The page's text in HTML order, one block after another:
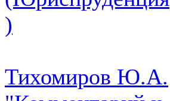
)
Тихомиров Ю.А.